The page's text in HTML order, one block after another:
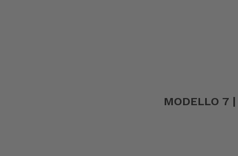
MODELLO 7